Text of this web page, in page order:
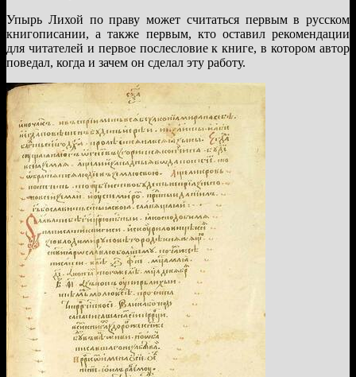
Упырь Лихой по праву может считаться первым в русском
книгописании, а также первым, кто оставил рекомендации
для читателей и первое послесловие к книге, в котором автор
поведал, когда и зачем он сделал эту работу.